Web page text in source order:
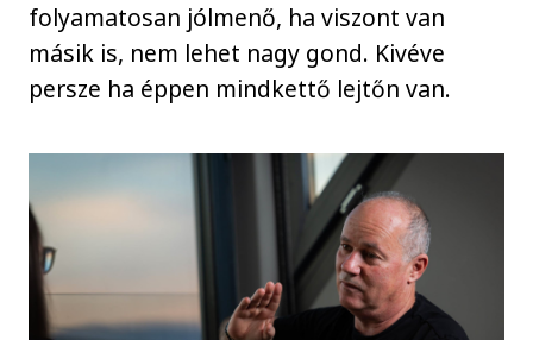
folyamatosan jólmenő, ha viszont van
másik is, nem lehet nagy gond. Kivéve
persze ha éppen mindkettő lejtőn van.